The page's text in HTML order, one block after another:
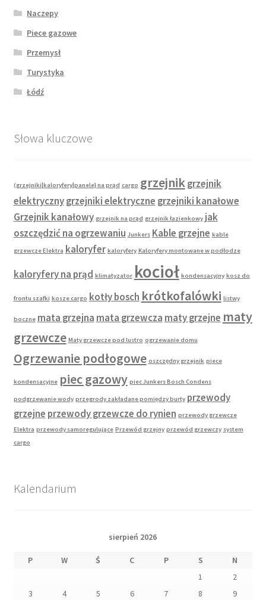
Naczepy
Piece gazowe
Przemysł
Turystyka
Łódź
Słowa kluczowe
(grzejniki|kaloryfery|panele} na prąd cargo grzejnik grzejnik
elektryczny grzejniki elektryczne grzejniki kanałowe
Grzejnik kanałowy grzejnik na prąd grzejnik łazienkowy jak
oszczędzić na ogrzewaniu Junkers Kable grzejne kable
grzewcze Elektra kaloryfer kaloryfery Kaloryfery montowane w podłodze
kaloryfery na prąd klimatyzator kocioł kondensacyjny kosz do
frontu szafki kosze cargo kotły bosch krótkofalówki listwy
boczne mata grzejna mata grzewcza maty grzejne maty
grzewcze Maty grzewcze pod lustro ogrzewanie domu
Ogrzewanie podłogowe oszczędny grzejnik piece
kondensacyjne piec gazowy piec Junkers Bosch Condens
podgrzewanie wody przegrody zakładane pomiędzy burty przewody
grzejne przewody grzewcze do rynien przewody grzewcze
Elektra przewody samoregulujące Przewód grzejny przewód grzewczy system
cargo
Kalendarium
sierpień 2026
P W Ś C P S
N
1
2
3
4 5 6 7 8
9